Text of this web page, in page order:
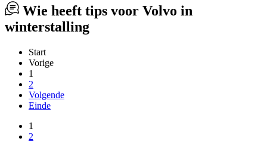
Wie heeft tips voor Volvo in
winterstalling
Start
Vorige
1
2
Volgende
Einde
1
2